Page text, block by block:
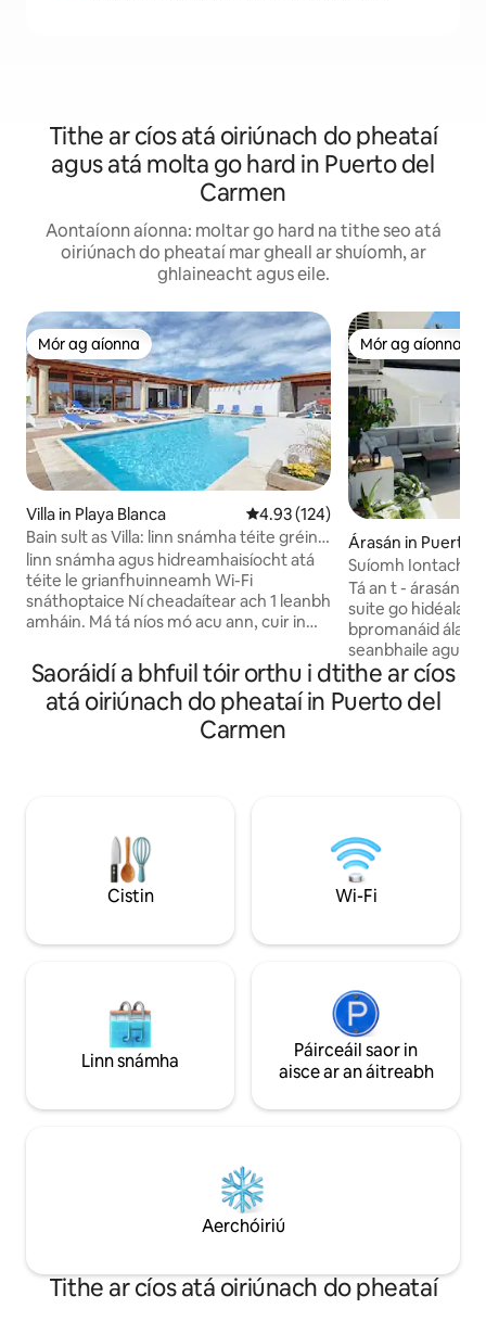
Tithe ar cíos atá oiriúnach do pheataí
agus atá molta go hard in Puerto del
Carmen
Aontaíonn aíonna: moltar go hard na tithe seo atá
oiriúnach do pheataí mar gheall ar shuíomh, ar
ghlaineacht agus eile.
Mór ag aíonna
Mór ag aíonna
Villa in Playa Blanca Meánrátáil 4.93 as 5, 124
4.93 (124)
Bain sult as Villa: linn snámha téite gréine
& gairdín iontach
linn snámha agus hidreamhaisíocht atá
téite le grianfhuinneamh Wi-Fi
snáthoptaice Ní cheadaítear ach 1 leanbh
amháin. Má tá níos mó acu ann, cuir in
ghréinte 10m x 5m le guairneán 7
seomra leapa + 5 sheomra folctha (sa
phríomhfhoirgneamh 4 sheomra leapa
+2 sheomra folctha / foirgnimh
fhorlíontacha: 3 sheomra leapa le
aer le beárbaiciú 220 m2 área beo (
280m2 lena n - áirítear na hiarscríbhinní )
i bplota 1200 m2 athmhúscailt carranna
Mór ag aíonna
Mór ag aíonna
Árasán in Puerto
Suíomh Iontach!
Allamuigh!
Tá an t - árasán
suite go
bpromanáid
seanbhaile agus
rochtain éasca ar
bhialanna, ar
ollmhargadh
áit lasmuigh go
taitneamh a
gréine & bia Al
Saoráidí a bhfuil tóir orthu i dtithe ar cíos
atá oiriúnach do pheataí in Puerto del
Carmen
Cistin Wi-Fi
Linn snámha
Páirceáil saor in
aisce ar an áitreabh
Aerchóiriú
Tithe ar cíos atá oiriúnach do pheataí